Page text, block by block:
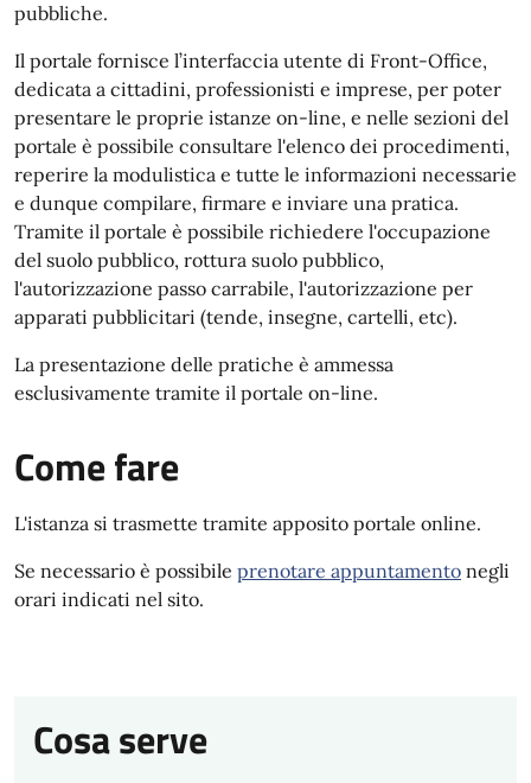
pubbliche.
Il portale fornisce l’interfaccia utente di Front-Office,
dedicata a cittadini, professionisti e imprese, per poter
presentare le proprie istanze on-line, e nelle sezioni del
portale è possibile consultare l'elenco dei procedimenti,
reperire la modulistica e tutte le informazioni necessarie
e dunque compilare, firmare e inviare una pratica.
Tramite il portale è possibile richiedere l'occupazione
del suolo pubblico, rottura suolo pubblico,
l'autorizzazione passo carrabile, l'autorizzazione per
apparati pubblicitari (tende, insegne, cartelli, etc).
La presentazione delle pratiche è ammessa
esclusivamente tramite il portale on-line.
Come fare
L'istanza si trasmette tramite apposito portale online.
Se necessario è possibile prenotare appuntamento negli
orari indicati nel sito.
Cosa serve